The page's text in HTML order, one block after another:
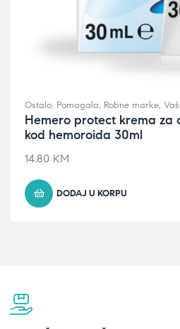
Ostalo, Pomagala, Robne marke,
Hemero protect krema za
kod hemoroida 30ml
14.80 KM
DODAJ U KORPU